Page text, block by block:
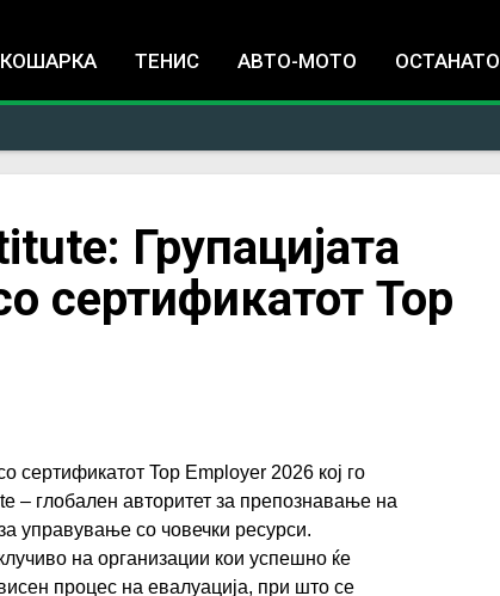
КОШАРКА ТЕНИС АВТО-МОТО ОСТАНАТО
Групацијата
сертификатот Top
сертификатот Top Employer 2026 кој го
– глобален авторитет за препознавање на
управување со човечки ресурси.
на организации кои успешно ќе
процес на евалуација, при што се